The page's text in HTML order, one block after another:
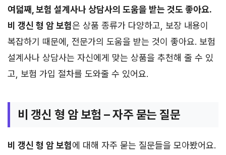
여덟째, 보험 설계사나 상담사의 도움을 받는 것도 좋아요.
비 갱신 형 암 보험은 상품 종류가 다양하고, 보장 내용이
복잡하기 때문에, 전문가의 도움을 받는 것이 좋아요. 보험
설계사나 상담사는 자신에게 맞는 상품을 추천해 줄 수 있
고, 보험 가입 절차를 도와줄 수 있어요.
비 갱신 형 암 보험 – 자주 묻는 질문
비 갱신 형 암 보험에 대해 자주 묻는 질문들을 모아봤어요.